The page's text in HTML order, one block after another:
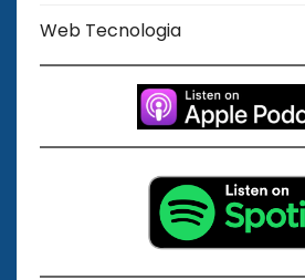
Web Tecnologia